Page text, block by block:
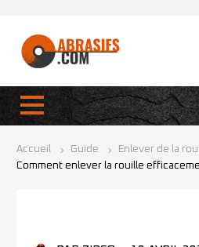
Accueil Guide
Enlever de la
Comment enlever la rouille